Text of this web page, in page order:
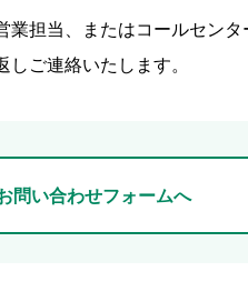
担当、またはコールセンタ
ご連絡いたします。
問い合わせフォームへ